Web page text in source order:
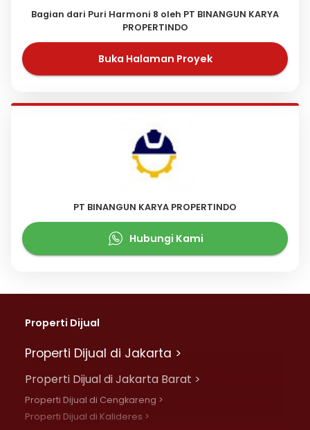
Bagian dari Puri Harmoni 8 oleh PT BINANGUN KARYA
PROPERTINDO
Buka Halaman Proyek
PT BINANGUN KARYA PROPERTINDO
Hubungi Kami
Properti Dijual
Properti Dijual di Jakarta >
Properti Dijual di Jakarta Barat >
Properti Dijual di Cengkareng >
Properti Dijual di Kalideres >